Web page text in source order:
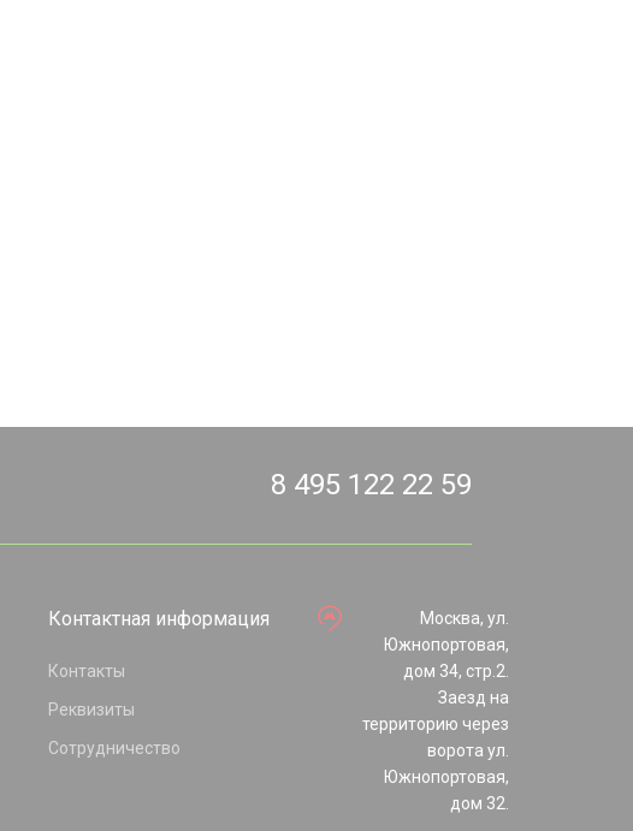
8 495 122 22 59
Контактная информация
Контакты
Реквизиты
Сотрудничество
Москва, ул.
Южнопортовая,
дом 34, стр.2.
Заезд на
территорию через
ворота ул.
Южнопортовая,
дом 32.